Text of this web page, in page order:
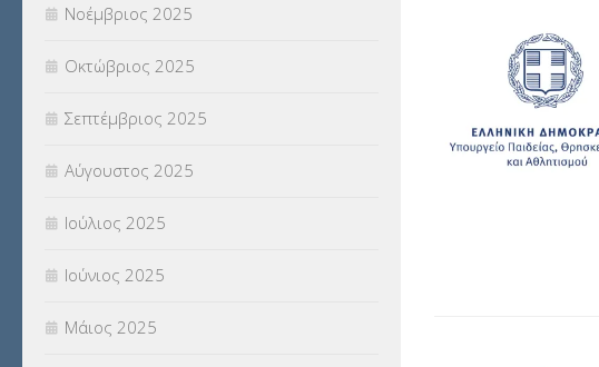
ΥΠΕΡΑΡΙΘΜΟΙ(1)
ΥΠΟΤΡΟΦΙΕΣ(28)
ΦΥΣΙΚΗ ΑΓΩΓΗ(692)
Χωρίς κατηγορία
Νοέμβριος 2025
Οκτώβριος 2025
Σεπτέμβριος 2025
Αύγουστος 2025
Ιούλιος 2025
Ιούνιος 2025
Μάιος 2025